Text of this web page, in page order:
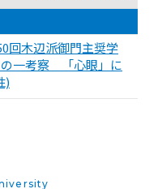
回木辺派御門主奨学
一考察 「心眼」に
)